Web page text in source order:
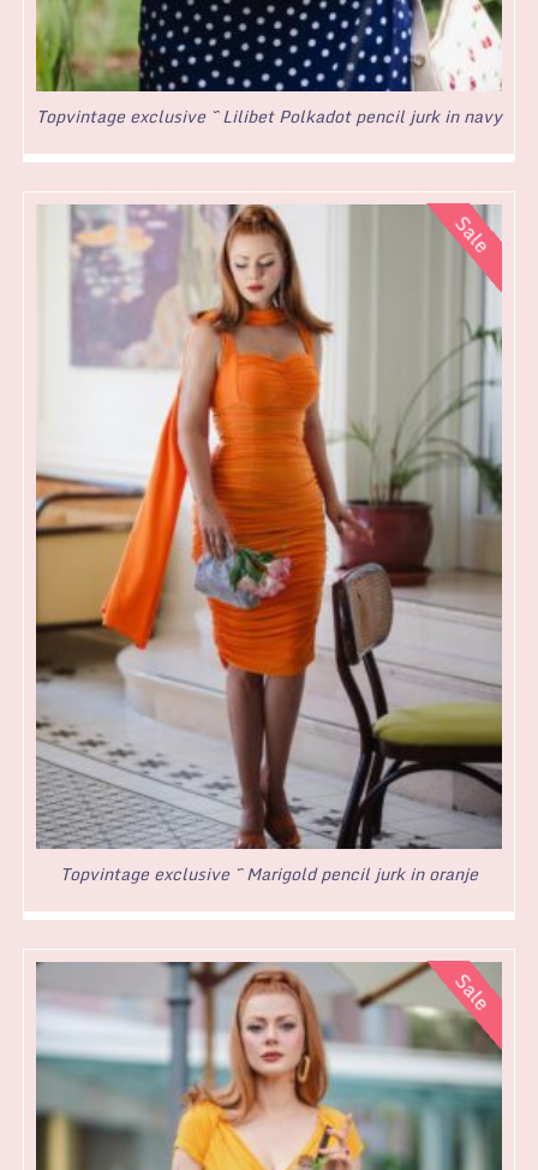
Topvintage exclusive ~ Lilibet Polkadot pencil jurk in navy
Topvintage exclusive ~ Marigold pencil jurk in oranje